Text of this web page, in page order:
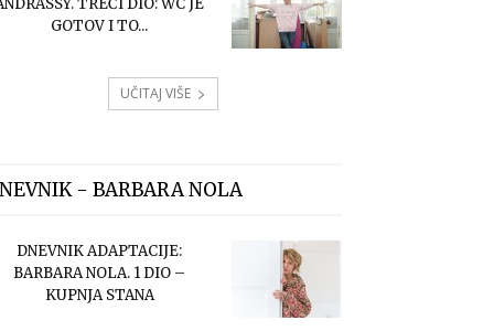
TREĆI DIO: WC JE
GOTOV I TO...
UČITAJ VIŠE
- BARBARA NOLA
DNEVNIK ADAPTACIJE:
BARBARA NOLA. 1 DIO –
KUPNJA STANA